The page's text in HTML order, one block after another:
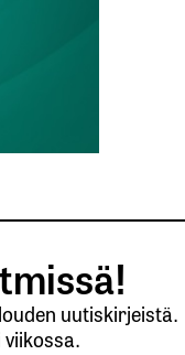
uutiskirjeistä.